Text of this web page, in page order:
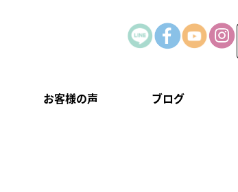
お客様の声 ブログ